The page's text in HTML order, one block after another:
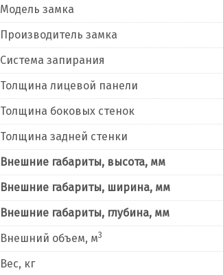
Модель замка
Производитель замка
Система запирания
Толщина лицевой панели
Толщина боковых стенок
Толщина задней стенки
Внешние габариты, высота, мм
Внешние габариты, ширина, мм
Внешние габариты, глубина, мм
Внешний объем, м3
Вес, кг